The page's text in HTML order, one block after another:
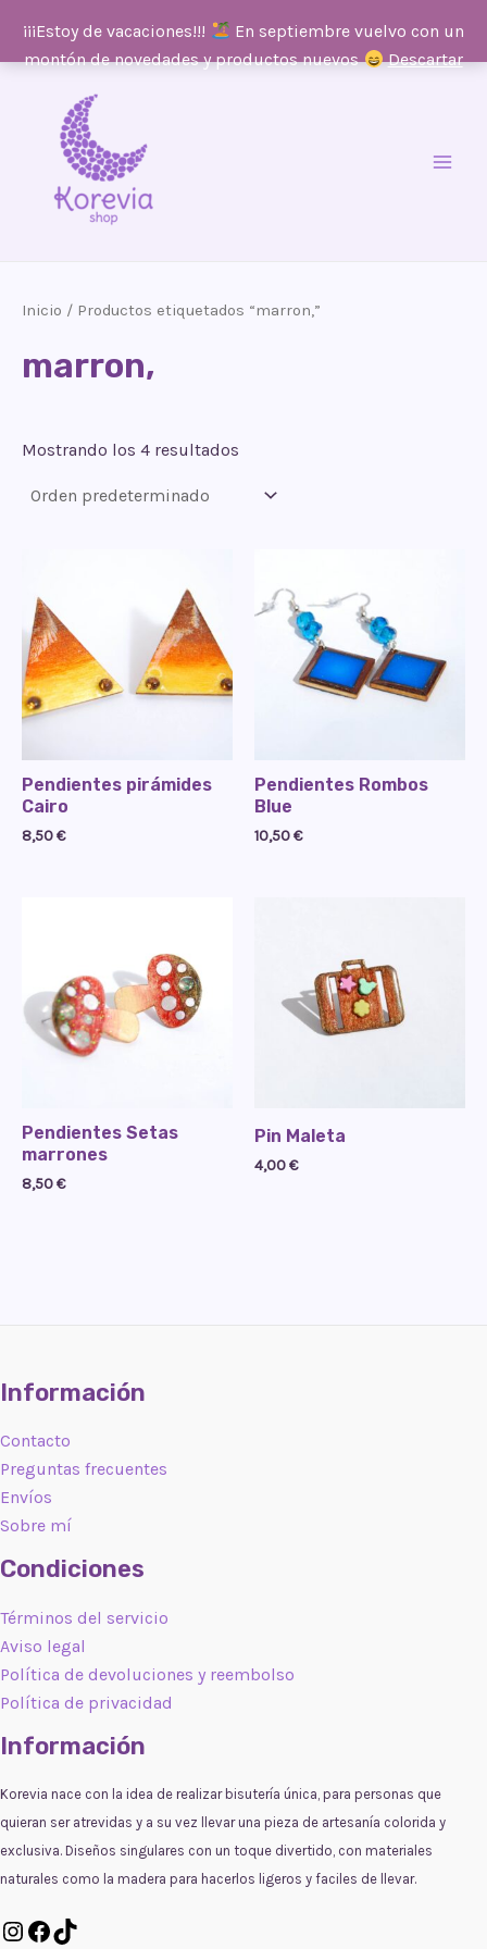
¡¡¡Estoy de vacaciones!!!
En septiembre vuelvo con un
montón de novedades y productos nuevos
Descartar
contenido
Inicio / Productos etiquetados “marron,”
marron,
Mostrando los 4 resultados
Pendientes pirámides
Cairo
8,50€
Pendientes Rombos
Blue
10,50€
Pendientes Setas
marrones
8,50€
Pin Maleta
4,00€
Información
Contacto
Preguntas frecuentes
Envíos
Sobre mí
Condiciones
Términos del servicio
Aviso legal
Política de devoluciones y reembolso
Política de privacidad
Información
Korevia nace con la idea de realizar bisutería única, para personas que
quieran ser atrevidas y a su vez llevar una pieza de artesanía colorida y
exclusiva. Diseños singulares con un toque divertido, con materiales
naturales como la madera para hacerlos ligeros y faciles de llevar.
Instagram
Facebook